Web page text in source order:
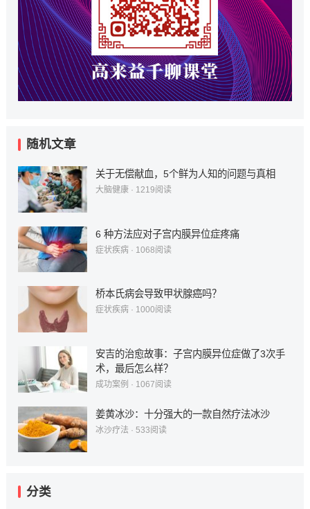
随机文章
关于无偿献血，5个鲜为人知的问题与真相
大脑健康· 1219阅读
6 种方法应对子宫内膜异位症疼痛
症状疾病· 1068阅读
桥本氏病会导致甲状腺癌吗？
症状疾病· 1000阅读
安吉的治愈故事：子宫内膜异位症做了3次手
术，最后怎么样？
成功案例 · 1067阅读
姜黄冰沙：十分强大的一款自然疗法冰沙
冰沙疗法 · 533阅读
分类